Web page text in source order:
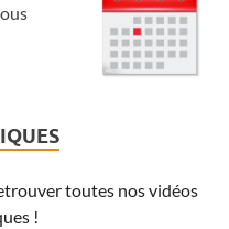
toutes nos vidéos
!